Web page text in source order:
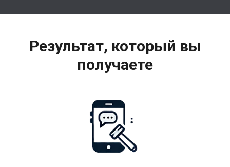
Результат, который вы
получаете